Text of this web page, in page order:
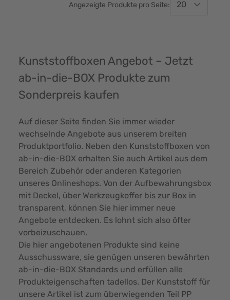
Angezeigte Produkte pro Seite:
Kunststoffboxen Angebot – Jetzt
ab-in-die-BOX Produkte zum
Sonderpreis kaufen
Auf dieser Seite finden Sie immer wieder
wechselnde Angebote aus unserem breiten
Produktportfolio. Neben den Kunststoffboxen von
ab-in-die-BOX erhalten Sie auch Artikel aus dem
Bereich Zubehör oder anderen Kategorien
unseres Onlineshops. Von der Aufbewahrungsbox
mit Deckel, über Werkzeugkoffer bis zur Box in
transparent, können Sie hier immer neue
Angebote entdecken. Es lohnt sich also öfter
vorbeizuschauen.
Die hier angebotenen Produkte sind keine
Ausschussware, sie genügen unseren bewährten
ab-in-die-BOX Standards und erfüllen alle
Produkteigenschaften tadellos. Der Kunststoff für
unsere Artikel ist zum überwiegenden Teil PP